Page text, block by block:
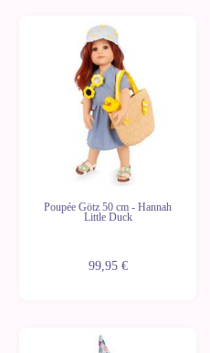
Poupée Götz 50 cm - Hannah
Little Duck
99,95 €